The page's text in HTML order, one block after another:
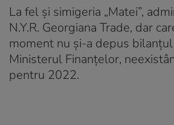
La fel și simigeria „Matei”,
N.Y.R. Georgiana Trade, dar
moment nu și-a depus
Ministerul Finanțelor,
pentru 2022.